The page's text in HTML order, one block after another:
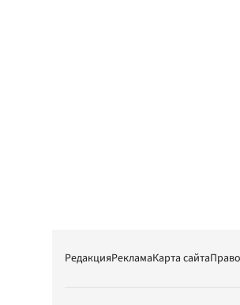
РедакцияРекламаКарта сайта